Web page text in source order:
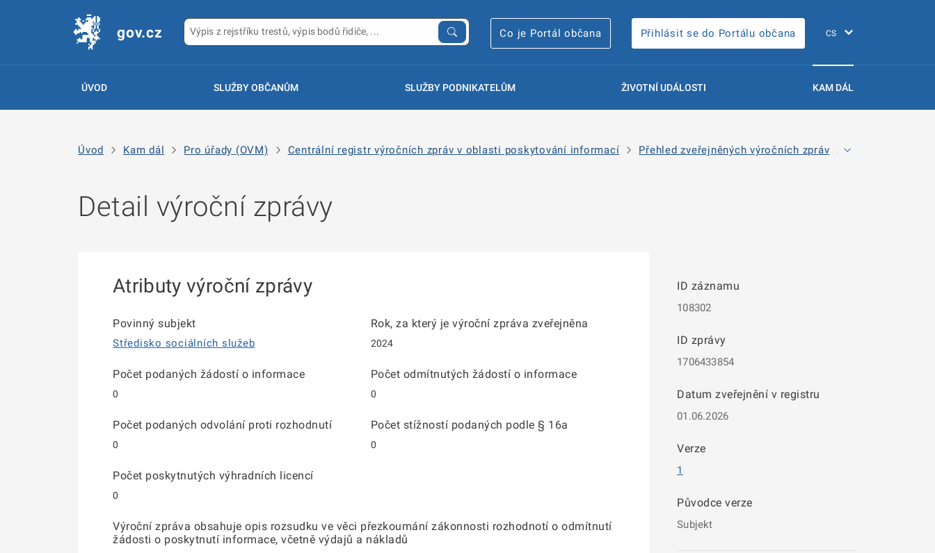
gov.cz Co je Portál občana Přihlásit se do Portálu občana
ÚVOD SLUŽBY OBČANŮM SLUŽBY PODNIKATELŮM ŽIVOTNÍ UDÁLOSTI KAM DÁL
Úvod Kam dál Pro úřady (OVM) Centrální registr výročních zpráv v oblasti poskytování informací Přehled zveřejněných výročních zpráv Detail výroční
Detail výroční zprávy
ID záznamu
108302
ID zprávy
1706433854
Datum zveřejnění v registru
01.06.2026
Verze
1
Původce verze
Subjekt
Atributy výroční zprávy
Povinný subjekt
Středisko sociálních služeb
Rok, za který je výroční zpráva zveřejněna
2024
Počet podaných žádostí o informace
0
Počet odmítnutých žádostí o informace
0
Počet podaných odvolání proti rozhodnutí
0
Počet stížností podaných podle § 16a
0
Počet poskytnutých výhradních licencí
0
Výroční zpráva obsahuje opis rozsudku ve věci přezkoumání zákonnosti rozhodnotí o odmítnutí
žádosti o poskytnutí informace, včetně výdajů a nákladů